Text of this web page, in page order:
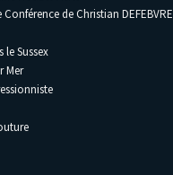
de Christian DEFEBVRE
Sussex
Mer